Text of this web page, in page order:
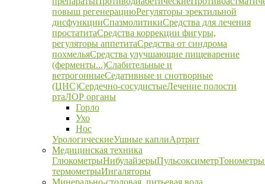
повыш регенерациюРегуляторы эректильной
дисфункцииСпазмолитикиСредства для лечения
простатитаСредства коррекции фигуры,
регуляторы аппетитаСредства от синдрома
похмельяСредства улучшающие пищеварение
(ферменты...)Слабительные и
ветрогонныеСедативные и снотворные
(ЦНС)Сердечно-сосудистыеЛечение полости
ртаЛОР органы
Горло
Ухо
Нос
УрологическиеУшные каплиАртрит
Медицинская техника
ГлюкометрыНибулайзерыПульсоксиметрТонометры
термометрыИнгаляторы